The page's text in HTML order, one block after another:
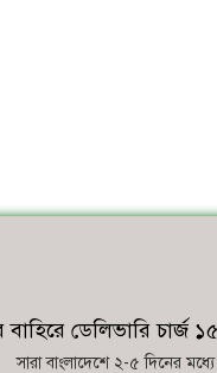
বাহিরে ডেলিভারি চার্জ
সারা বাংলাদেশে ২-৫ দিনের